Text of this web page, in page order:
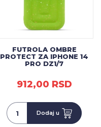
FUTROLA OMBRE
PROTECT ZA IPHONE 14
PRO DZ1/7
912,00 RSD
Dodaj u